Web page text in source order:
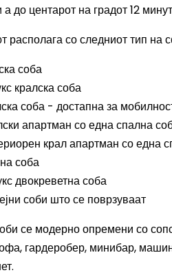
а до центарот на градот 12
располага со следниот тип на
соба
кралска соба
соба - достапна за
апартман со една спална
крал апартман со една
соба
двокреветна соба
соби што се поврзуваат
се модерно опремени со
гардеробер, минибар,